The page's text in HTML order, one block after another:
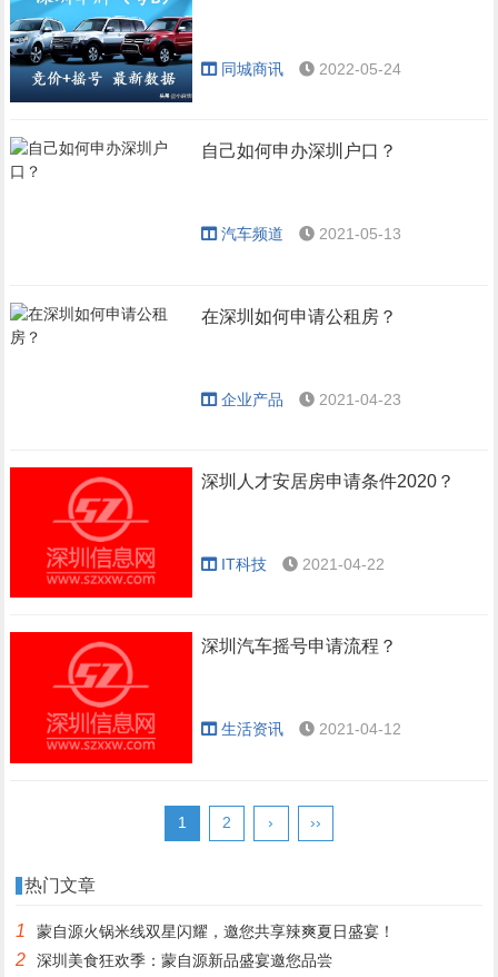
同城商讯 2022-05-24
自己如何申办深圳户口？
汽车频道 2021-05-13
在深圳如何申请公租房？
企业产品 2021-04-23
深圳人才安居房申请条件2020？
IT科技 2021-04-22
深圳汽车摇号申请流程？
生活资讯 2021-04-12
1 2 › ››
热门文章
1 蒙自源火锅米线双星闪耀，邀您共享辣爽夏日盛宴！
2 深圳美食狂欢季：蒙自源新品盛宴邀您品尝